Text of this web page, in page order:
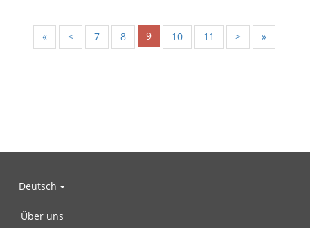
« < 7 8 9 10 11 > »
Deutsch
Über uns